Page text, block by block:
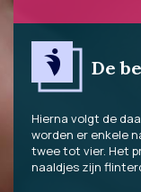
De
Hierna volgt de
worden er enkele
twee tot vier. Het
naaldjes zijn